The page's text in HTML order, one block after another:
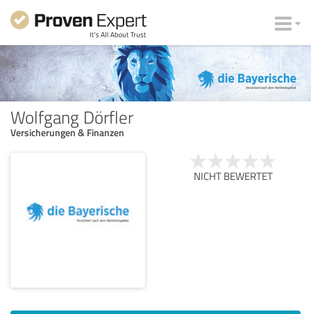
Wolfgang Dörfler
Versicherungen & Finanzen
NICHT BEWERTET